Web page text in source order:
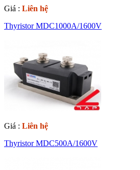
Giá : Liên hệ
Thyristor MDC1000A/1600V
Giá : Liên hệ
Thyristor MDC500A/1600V